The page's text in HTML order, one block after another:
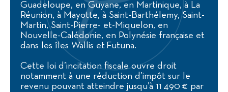
Guadeloupe, en Guyane, en Martinique, à La
Réunion, à Mayotte, à Saint-Barthélemy, Saint-
Martin, Saint-Pierre- et-Miquelon, en
Nouvelle-Calédonie, en Polynésie française et
dans les îles Wallis et Futuna.
Cette loi d’incitation fiscale ouvre droit
notamment à une réduction d’impôt sur le
revenu pouvant atteindre jusqu’à 11 490 € par